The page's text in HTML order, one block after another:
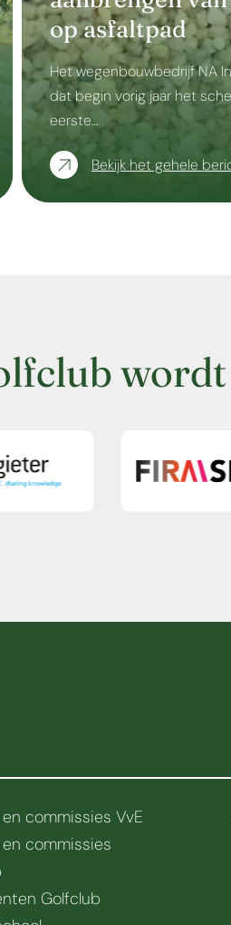
op asfaltpad
Het wegenbouwbedrijf NA
dat begin vorig jaar het
eerste…
Bekijk het gehele
commissies VvE
commissies
Golfclub